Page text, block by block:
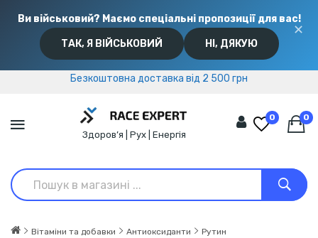
Ви військовий? Маємо спеціальні пропозиції для вас!
ТАК, Я ВІЙСЬКОВИЙ НІ, ДЯКУЮ
✕
Безкоштовна доставка від 2 500 грн
Безкоштовна доставка від 2 500 грн
Здоров’я | Рух | Енергія
0 0
Вітаміни та добавки Антиоксиданти Рутин